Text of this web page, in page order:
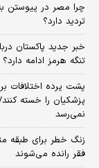
چرا مصر در پیوستن به
تردید دارد؟
خبر جدید پاکستان
تنگه هرمز ادامه دارد؟
پشت پرده اختلافات
پزشکیان را خسته
نمی‌رسد
زنگ خطر برای طبقه
فقر رانده می‌شوند